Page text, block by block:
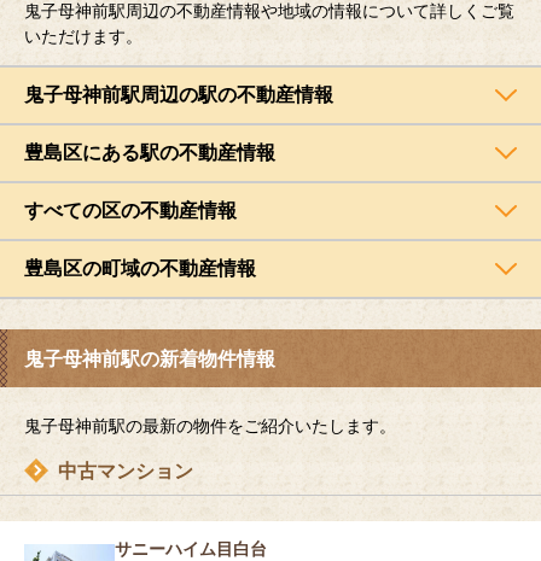
鬼子母神前駅周辺の不動産情報や地域の情報について詳しくご覧
いただけます。
鬼子母神前駅周辺の駅の不動産情報
豊島区にある駅の不動産情報
すべての区の不動産情報
豊島区の町域の不動産情報
鬼子母神前駅の新着物件情報
鬼子母神前駅の最新の物件をご紹介いたします。
中古マンション
サニーハイム目白台